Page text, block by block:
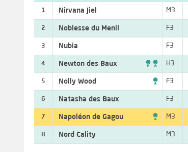
1 Nirvana Jiel M3
2 Noblesse du Menil F3
3 Nubia F3
4 Newton des Baux  H3
5 Nolly Wood  F3
6 Natasha des Baux F3
7 Napoléon de Gagou  M3
8 Nord Cality M3